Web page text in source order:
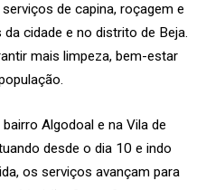
de capina, roçagem e
cidade e no distrito de Beja.
mais limpeza, bem-estar
Algodoal e na Vila de
desde o dia 10 e indo
os serviços avançam para